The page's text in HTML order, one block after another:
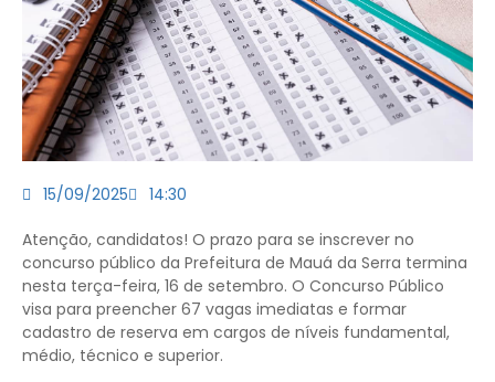
15/09/2025 14:30
Atenção, candidatos! O prazo para se inscrever no
concurso público da Prefeitura de Mauá da Serra termina
nesta terça-feira, 16 de setembro. O Concurso Público
visa para preencher 67 vagas imediatas e formar
cadastro de reserva em cargos de níveis fundamental,
médio, técnico e superior.